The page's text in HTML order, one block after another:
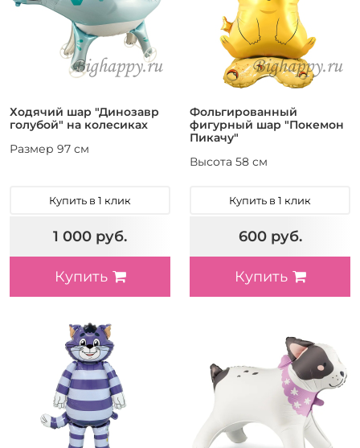
Ходячий шар "Динозавр
голубой" на колесиках
Размер 97 см
Купить в 1 клик
1 000 руб.
Купить
Фольгированный
фигурный шар "Покемон
Пикачу"
Высота 58 см
Купить в 1 клик
600 руб.
Купить